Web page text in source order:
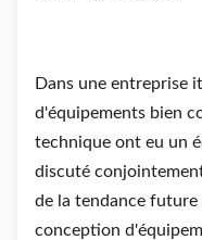
Dans une entreprise
d'équipements bien
technique ont eu un
discuté
de la tendance future
conception